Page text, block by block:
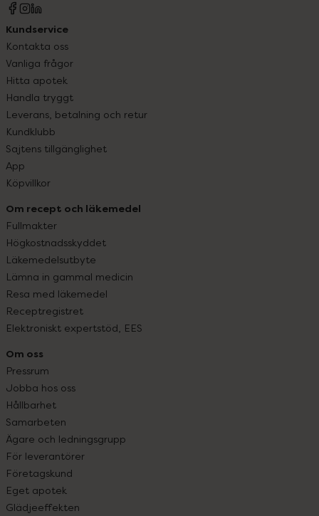
Kundservice
Kontakta oss
Vanliga frågor
Hitta apotek
Handla tryggt
Leverans, betalning och retur
Kundklubb
Sajtens tillgänglighet
App
Köpvillkor
Om recept och läkemedel
Fullmakter
Högkostnadsskyddet
Läkemedelsutbyte
Lämna in gammal medicin
Resa med läkemedel
Receptregistret
Elektroniskt expertstöd, EES
Om oss
Pressrum
Jobba hos oss
Hållbarhet
Samarbeten
Ägare och ledningsgrupp
För leverantörer
Företagskund
Eget apotek
Glädjeeffekten